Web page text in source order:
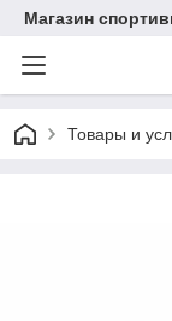
Магазин
Товары и